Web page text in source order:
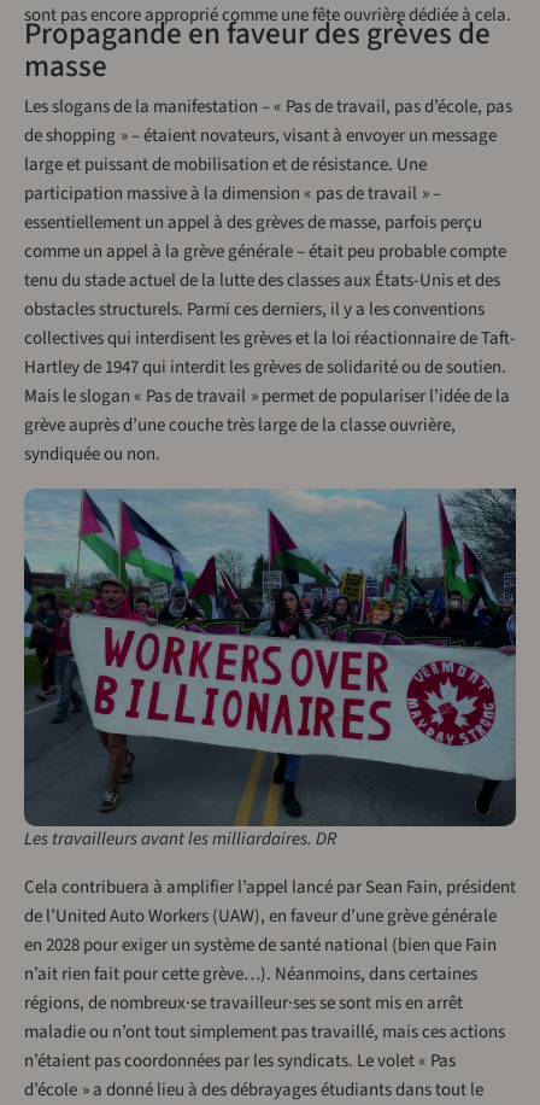
sont pas encore approprié comme une fête ouvrière dédiée à cela.
Propagande en faveur des grèves de
masse
Les slogans de la manifestation – « Pas de travail, pas d’école, pas
de shopping » – étaient novateurs, visant à envoyer un message
large et puissant de mobilisation et de résistance. Une
participation massive à la dimension « pas de travail » –
essentiellement un appel à des grèves de masse, parfois perçu
comme un appel à la grève générale – était peu probable compte
tenu du stade actuel de la lutte des classes aux États-Unis et des
obstacles structurels. Parmi ces derniers, il y a les conventions
collectives qui interdisent les grèves et la loi réactionnaire de Taft-
Hartley de 1947 qui interdit les grèves de solidarité ou de soutien.
Mais le slogan « Pas de travail » permet de populariser l’idée de la
grève auprès d’une couche très large de la classe ouvrière,
syndiquée ou non.
Les travailleurs avant les milliardaires. DR
Cela contribuera à amplifier l’appel lancé par Sean Fain, président
de l’United Auto Workers (UAW), en faveur d’une grève générale
en 2028 pour exiger un système de santé national (bien que Fain
n’ait rien fait pour cette grève…). Néanmoins, dans certaines
régions, de nombreux·se travailleur·ses se sont mis en arrêt
maladie ou n’ont tout simplement pas travaillé, mais ces actions
n’étaient pas coordonnées par les syndicats. Le volet « Pas
d’école » a donné lieu à des débrayages étudiants dans tout le